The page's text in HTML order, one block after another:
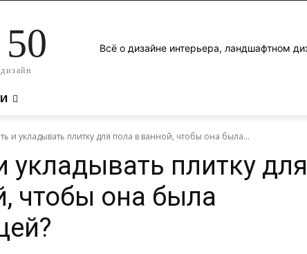
Всё о дизайне интерьера, ландшафтном
и укладывать плитку для пола в ванной, чтобы она была...
укладывать плитку для
чтобы она была